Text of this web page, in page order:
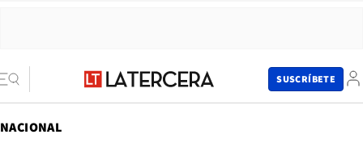
SUSCRÍBETE
NACIONAL